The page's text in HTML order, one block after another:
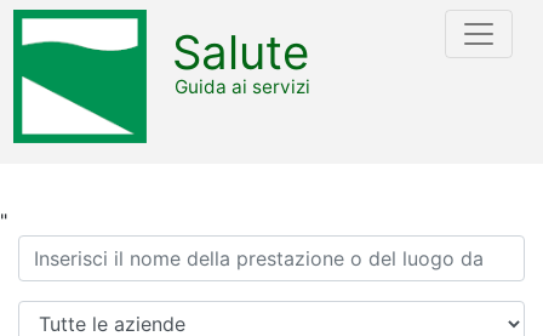
"
Salute
Guida ai servizi
Ricerca
Azienda